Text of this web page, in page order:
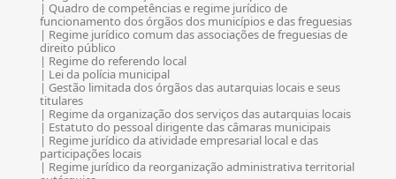
| Quadro de competências e regime jurídico de
funcionamento dos órgãos dos municípios e das freguesias
| Regime jurídico comum das associações de freguesias de
direito público
| Regime do referendo local
| Lei da polícia municipal
| Gestão limitada dos órgãos das autarquias locais e seus
titulares
| Regime da organização dos serviços das autarquias locais
| Estatuto do pessoal dirigente das câmaras municipais
| Regime jurídico da atividade empresarial local e das
participações locais
| Regime jurídico da reorganização administrativa territorial